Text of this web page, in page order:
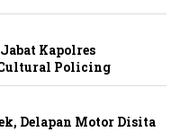
Kapolres
Policing
Delapan Motor Disita